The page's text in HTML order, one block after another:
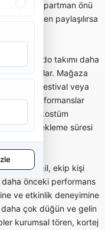
sokak, apartman önü
önceden paylaşılırsa
bando takımı daha
akış sağlar. Mağaza
fuar, festival veya
güçlü performanslar
kostüm
ve bekleme süresi
fiyata değil, ekip kişi
daha önceki performans
ve etkinlik deneyimine
çok düğün ve gelin
kurumsal tören, kortej